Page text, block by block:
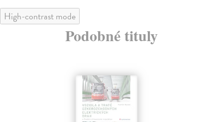
High-contrast mode
Podobné tituly